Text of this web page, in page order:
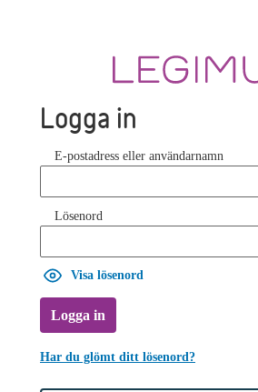
Logga in
E-postadress eller användarnamn
Lösenord
Visa lösenord
Logga in
Har du glömt ditt lösenord?